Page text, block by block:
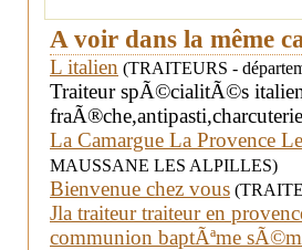
A voir dans la même
L italien (TRAITEURS -
Traiteur spÃ©cialitÃ©s
La Camargue La Provence
MAUSSANE LES ALPILLES)
Bienvenue chez vous
Jla traiteur traiteur en
communion baptÃªme